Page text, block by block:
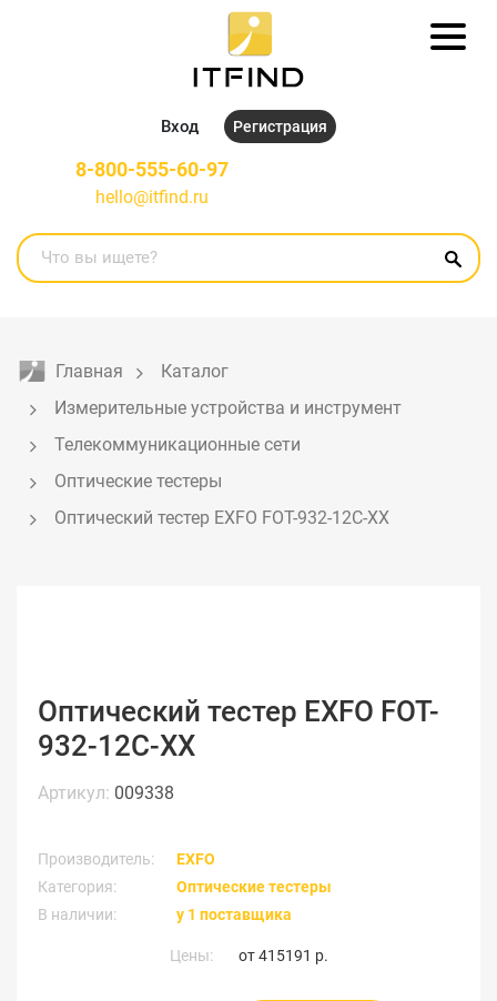
Вход Регистрация
8-800-555-60-97
hello@itfind.ru
Главная
Каталог
Измерительные устройства и инструмент
Телекоммуникационные сети
Оптические тестеры
Оптический тестер EXFO FOT-932-12C-XX
Оптический тестер EXFO FOT-
932-12C-XX
Артикул: 009338
Производитель:
EXFO
Категория:
Оптические тестеры
В наличии:
у 1 поставщика
Цены: от415191 р.